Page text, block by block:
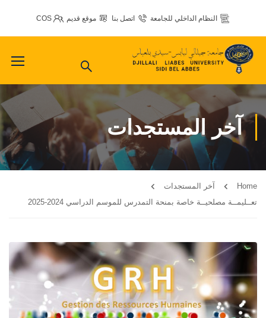
النظام الداخلي للجامعة اتصل بنا موقع قديم COS
آخر المستجدات
Home
آخر المستجدات
تعــليمــة مصلحيــة خاصة بمنحة التمدرس للموسم الدراسي 2024-2025